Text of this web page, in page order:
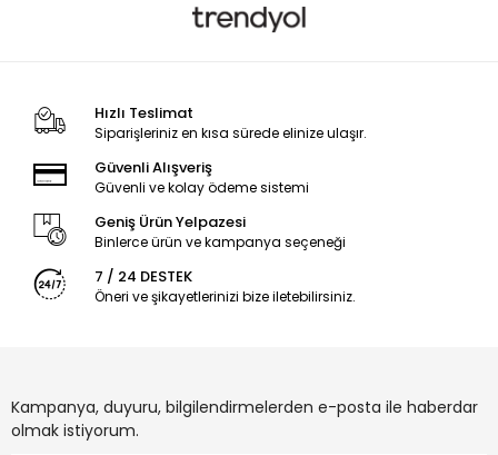
Hızlı Teslimat
Siparişleriniz en kısa sürede elinize ulaşır.
Güvenli Alışveriş
Güvenli ve kolay ödeme sistemi
Geniş Ürün Yelpazesi
Binlerce ürün ve kampanya seçeneği
7 / 24 DESTEK
Öneri ve şikayetlerinizi bize iletebilirsiniz.
Kampanya, duyuru, bilgilendirmelerden e-posta ile haberdar
olmak istiyorum.